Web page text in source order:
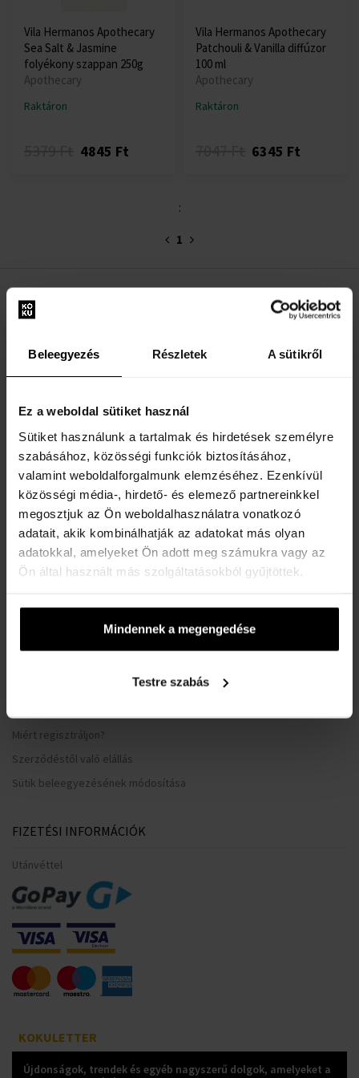
Beleegyezés Részletek A sütikről
Ez a weboldal sütiket használ
Sütiket használunk a tartalmak és hirdetések személyre
szabásához, közösségi funkciók biztosításához,
valamint weboldalforgalmunk elemzéséhez. Ezenkívül
közösségi média-, hirdető- és elemező partnereinkkel
megosztjuk az Ön weboldalhasználatra vonatkozó
adatait, akik kombinálhatják az adatokat más olyan
adatokkal, amelyeket Ön adott meg számukra vagy az
Ön által használt más szolgáltatásokból gyűjtöttek.
Mindennek a megengedése
Testre szabás
Vila Hermanos Apothecary
Sea Salt & Jasmine
folyékony szappan 250g
Apothecary
Raktáron
4845 Ft
Vila Hermanos Apothecary
Patchouli & Vanilla diffúzor
100 ml
Apothecary
Raktáron
6345 Ft
:
1
HASZNOS INFORMÁCIÓK
Kapcsolatfelvételi űrlap
VÁSÁRLÓI TÁJÉKOZTATÓ
Hűségrendszer
Általános Szerződési Feltételek
Adatvédelmi nyilatkozat
Reklamációs űrlap
Szállítási információk
Teszter parfüm jelentése
Miért regisztráljon?
Szerződéstől való elállás
Sütik beleegyezésének módosítása
FIZETÉSI INFORMÁCIÓK
Utánvéttel
KOKULETTER
Újdonságok, trendek és egyéb nagyszerű dolgok, amelyeket a